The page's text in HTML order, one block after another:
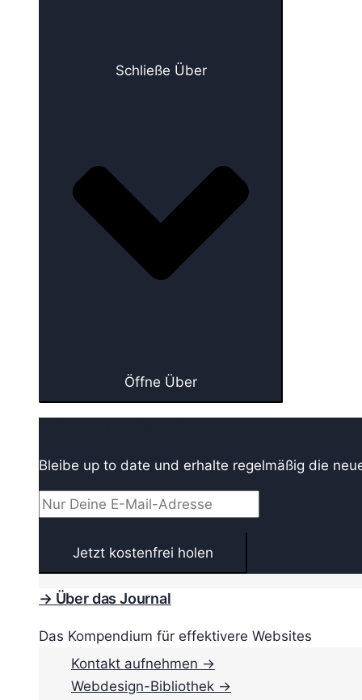
Schließe Über
Öffne Über
Bleibe up to date und erhalte regelmäßig die
→ Über das Journal
Das Kompendium für effektivere Websites
Kontakt aufnehmen →
Webdesign-Bibliothek →